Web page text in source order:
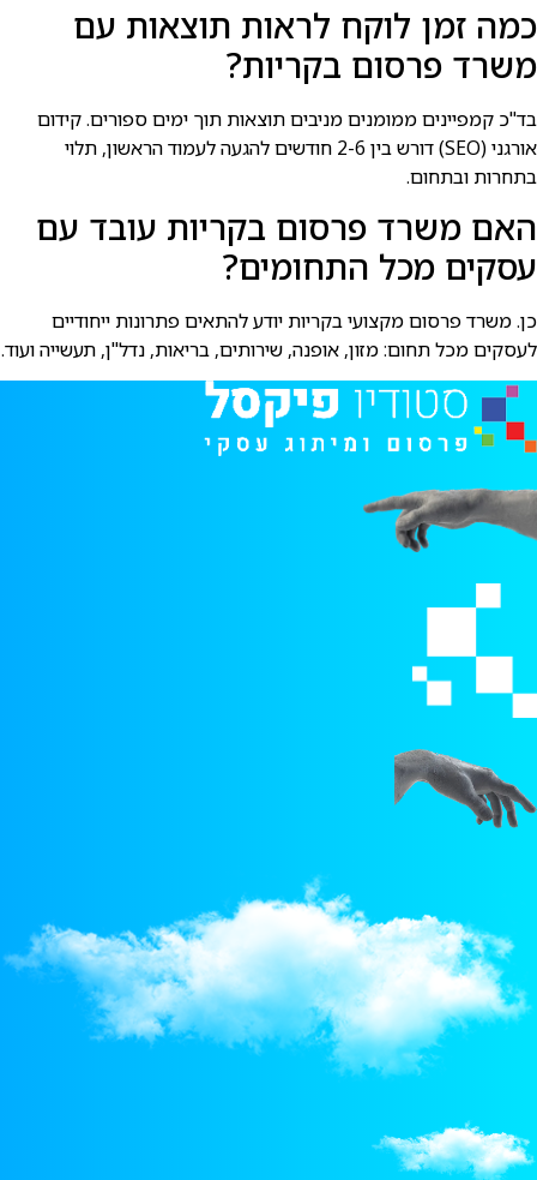
כמה זמן לוקח לראות תוצאות עם
משרד פרסום בקריות?
בד"כ קמפיינים ממומנים מניבים תוצאות תוך ימים ספורים. קידום
אורגני (SEO) דורש בין 2-6 חודשים להגעה לעמוד הראשון, תלוי
בתחרות ובתחום.
האם משרד פרסום בקריות עובד עם
עסקים מכל התחומים?
כן. משרד פרסום מקצועי בקריות יודע להתאים פתרונות ייחודיים
לעסקים מכל תחום: מזון, אופנה, שירותים, בריאות, נדל"ן, תעשייה ועוד.